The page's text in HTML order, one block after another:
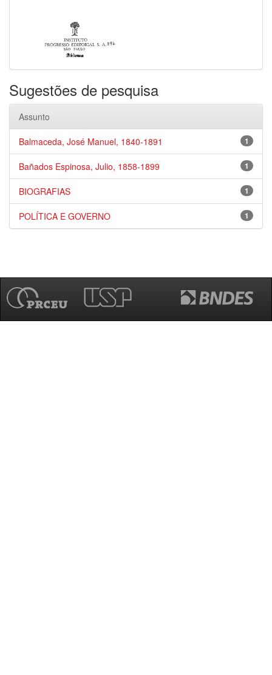
Sugestões de pesquisa
Assunto
1
Balmaceda, José Manuel, 1840-1891
1
Bañados Espinosa, Julio, 1858-1899
1
BIOGRAFIAS
1
POLÍTICA E GOVERNO